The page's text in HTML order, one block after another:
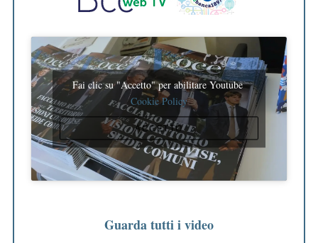
Fai clic su "Accetto" per abilitare Youtube
Cookie Policy
ACCETTO
Guarda tutti i video